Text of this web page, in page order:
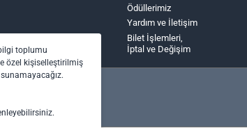
Ödüllerimiz
Yardım ve İletişim
Bilet İşlemleri,
İptal ve Değişim
toplumu
özel kişiselleştirilmiş